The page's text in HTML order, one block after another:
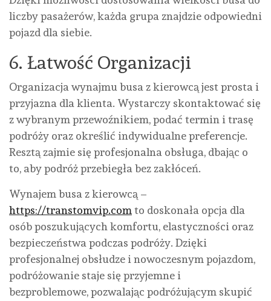
liczby pasażerów, każda grupa znajdzie odpowiedni
pojazd dla siebie.
6. Łatwość Organizacji
Organizacja wynajmu busa z kierowcą jest prosta i
przyjazna dla klienta. Wystarczy skontaktować się
z wybranym przewoźnikiem, podać termin i trasę
podróży oraz określić indywidualne preferencje.
Resztą zajmie się profesjonalna obsługa, dbając o
to, aby podróż przebiegła bez zakłóceń.
Wynajem busa z kierowcą –
https://transtomvip.comto doskonała opcja dla
osób poszukujących komfortu, elastyczności oraz
bezpieczeństwa podczas podróży. Dzięki
profesjonalnej obsłudze i nowoczesnym pojazdom,
podróżowanie staje się przyjemne i
bezproblemowe, pozwalając podróżującym skupić